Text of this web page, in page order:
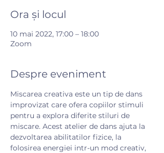
Ora și locul
10 mai 2022, 17:00 – 18:00
Zoom
Despre eveniment
Miscarea creativa este un tip de dans
improvizat care ofera copiilor stimuli
pentru a explora diferite stiluri de
miscare. Acest atelier de dans ajuta la
dezvoltarea abilitatilor fizice, la
folosirea energiei intr-un mod creativ,